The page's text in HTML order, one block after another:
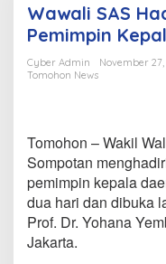
Wawali SAS
Pemimpin
Cyber Admin
November 27,
Tomohon News
Tomohon – Wakil
Sompotan
pemimpin kepala
dua hari dan dibuka
Prof. Dr. Yohana
Jakarta.